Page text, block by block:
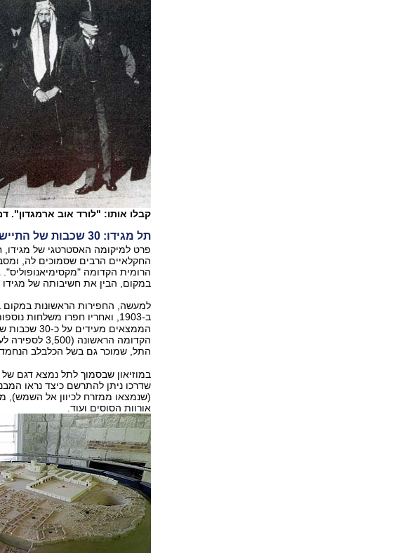
קבלו אותו: "לורד אוב ארמגדון".
תל מגידו: 30 שכבות של התיישבות מתחת לאדמה
פרט למיקומה האסטרטגי של
החקלאיים הרבים שסמוכים לה,
הרומית הקדומה
במקום, הבין את חשיבותה של
למעשה, החפירות הראשונות במקום
ב-1903, ואחריו חפרו משלחות נוספות של ארכאולוגים, ביניהם
הממצאים
הקדומה
התל, שמוכר גם בשל הכלבלב
במוזיאון שבסמוך לתל נמצא דגם
שדרכו ניתן להתרשם כיצד נראו
(שנמצאו ממזרח לכיוון אל השמש),
אורוות הסוסים ועוד.